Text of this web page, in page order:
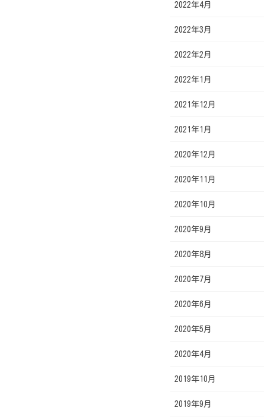
2022年4月
2022年3月
2022年2月
2022年1月
2021年12月
2021年1月
2020年12月
2020年11月
2020年10月
2020年9月
2020年8月
2020年7月
2020年6月
2020年5月
2020年4月
2019年10月
2019年9月